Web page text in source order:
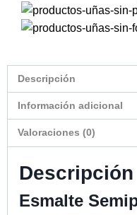
Descripción
Información adicional
Valoraciones (0)
Descripción
Esmalte